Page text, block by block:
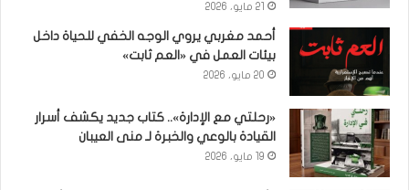
21 مايو، 2026
أحمد مغربي يروي الوجه الخفي للحياة داخل
بيئات العمل في «العم ثابت»
20 مايو، 2026
«رحلتي مع الإدارة».. كتاب جديد يكشف أسرار
القيادة بالوعي والخبرة لـ منى العيبان
19 مايو، 2026